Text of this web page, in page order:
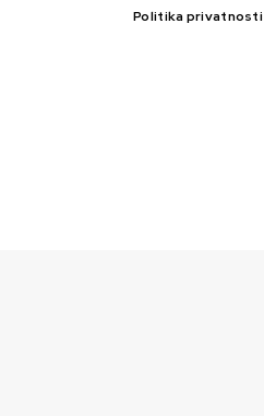
Politika privatnosti